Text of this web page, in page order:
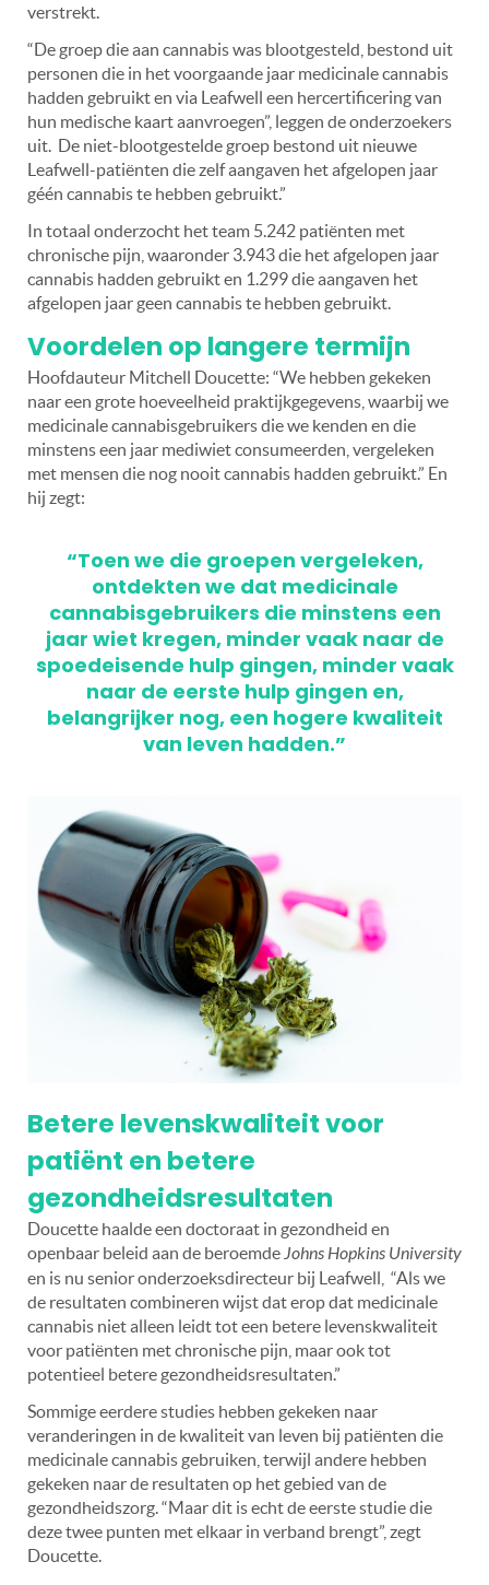
verstrekt.
“De groep die aan cannabis was blootgesteld, bestond uit
personen die in het voorgaande jaar medicinale cannabis
hadden gebruikt en via Leafwell een hercertificering van
hun medische kaart aanvroegen”, leggen de onderzoekers
uit. De niet-blootgestelde groep bestond uit nieuwe
Leafwell-patiënten die zelf aangaven het afgelopen jaar
géén cannabis te hebben gebruikt.”
In totaal onderzocht het team 5.242 patiënten met
chronische pijn, waaronder 3.943 die het afgelopen jaar
cannabis hadden gebruikt en 1.299 die aangaven het
afgelopen jaar geen cannabis te hebben gebruikt.
Voordelen op langere termijn
Hoofdauteur Mitchell Doucette: “We hebben gekeken
naar een grote hoeveelheid praktijkgegevens, waarbij we
medicinale cannabisgebruikers die we kenden en die
minstens een jaar mediwiet consumeerden, vergeleken
met mensen die nog nooit cannabis hadden gebruikt.” En
hij zegt:
“Toen we die groepen vergeleken,
ontdekten we dat medicinale
cannabisgebruikers die minstens een
jaar wiet kregen, minder vaak naar de
spoedeisende hulp gingen, minder vaak
naar de eerste hulp gingen en,
belangrijker nog, een hogere kwaliteit
van leven hadden.”
Betere levenskwaliteit voor
patiënt en betere
gezondheidsresultaten
Doucette haalde een doctoraat in gezondheid en
openbaar beleid aan de beroemdeJohns Hopkins University
en is nu senior onderzoeksdirecteur bij Leafwell, “Als we
de resultaten combineren wijst dat erop dat medicinale
cannabis niet alleen leidt tot een betere levenskwaliteit
voor patiënten met chronische pijn, maar ook tot
potentieel betere gezondheidsresultaten.”
Sommige eerdere studies hebben gekeken naar
veranderingen in de kwaliteit van leven bij patiënten die
medicinale cannabis gebruiken, terwijl andere hebben
gekeken naar de resultaten op het gebied van de
gezondheidszorg. “Maar dit is echt de eerste studie die
deze twee punten met elkaar in verband brengt”, zegt
Doucette.